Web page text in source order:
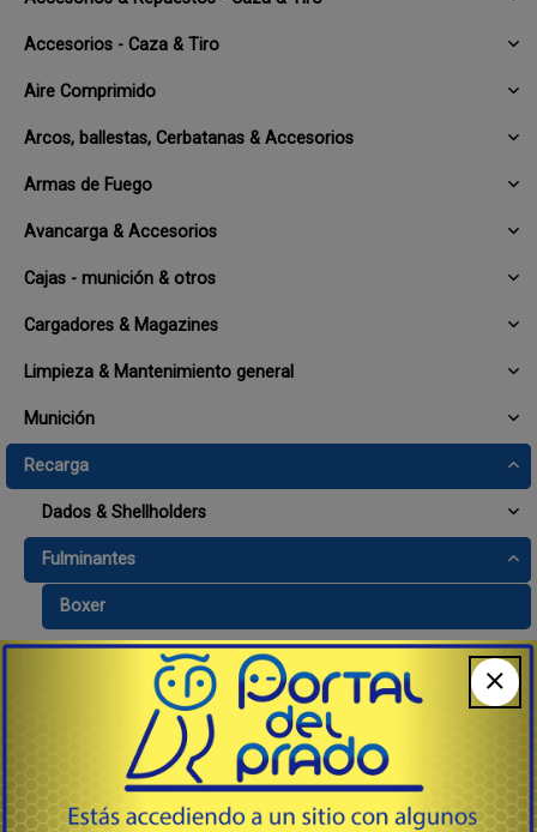
Accesorios - Caza & Tiro
Aire Comprimido
Arcos, ballestas, Cerbatanas & Accesorios
Armas de Fuego
Avancarga & Accesorios
Cajas - munición & otros
Cargadores & Magazines
Limpieza & Mantenimiento general
Munición
Recarga
Dados & Shellholders
Fulminantes
Boxer
Pólvora blanca (pólvora sin humo)
Pólvora Negra - Avancaga
Herramientas, Complementos